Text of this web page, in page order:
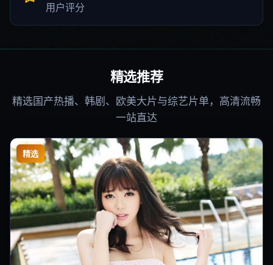
用户评分
精选推荐
精选国产热播、韩剧、欧美大片与综艺片单，高清流畅
一站直达
精选